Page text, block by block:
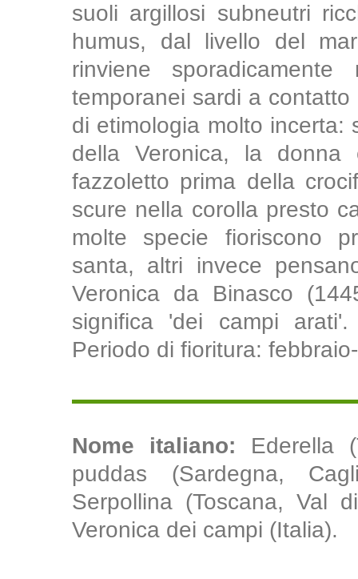
suoli argillosi subneutri
humus, dal livello del
rinviene
temporanei sardi a
di etimologia molto incerta:
della Veronica, la
fazzoletto prima della
scure nella corolla presto
molte specie fioriscono
santa, altri invece
Veronica da Binasco
significa 'dei campi
Periodo di fioritura:
Nome italiano: Ederella
puddas (Sardegna,
Serpollina (Toscana, Val
Veronica dei campi (Italia).